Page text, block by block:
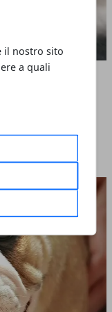
il nostro sito
a quali
di